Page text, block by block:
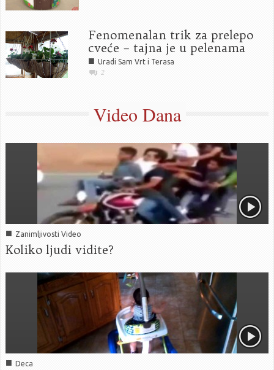
Fenomenalan trik za prelepo
cveće – tajna je u pelenama
■ Uradi Sam Vrt i Terasa
2
Video Dana
■ Zanimljivosti Video
Koliko ljudi vidite?
■ Deca